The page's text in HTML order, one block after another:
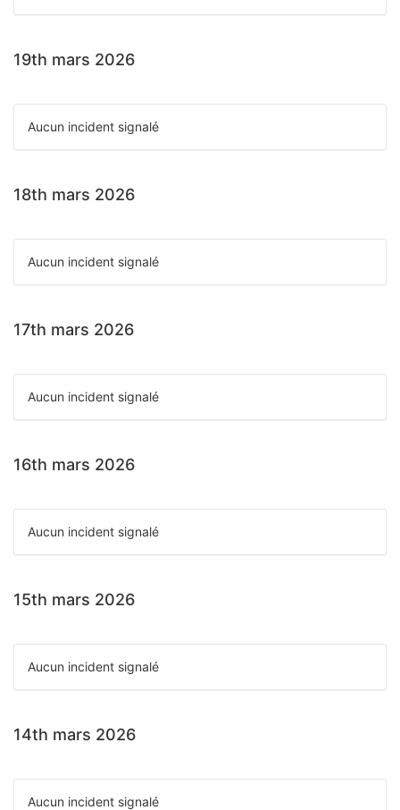
19th mars 2026
Aucun incident signalé
18th mars 2026
Aucun incident signalé
17th mars 2026
Aucun incident signalé
16th mars 2026
Aucun incident signalé
15th mars 2026
Aucun incident signalé
14th mars 2026
Aucun incident signalé